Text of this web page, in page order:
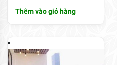
Thêm vào giỏ hàng